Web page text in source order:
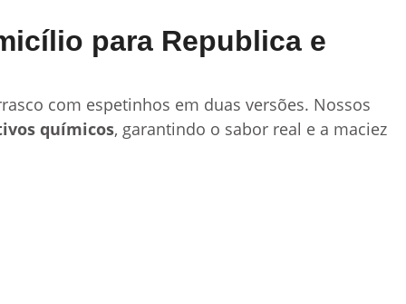
para Republica e
com espetinhos em duas versões. Nossos
químicos, garantindo o sabor real e a maciez